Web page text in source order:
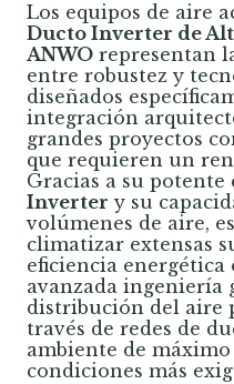
Los equipos de aire
Ducto Inverter de
ANWO representan
entre robustez y
diseñados
integración
grandes proyectos
que requieren un
Gracias a su potente
Inverter y su
volúmenes de aire,
climatizar extensas
eficiencia energética
avanzada ingeniería
distribución del aire
través de redes de
ambiente de
condiciones más